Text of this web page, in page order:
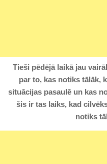
Tieši pēdējā laikā jau
par to, kas notiks tālāk,
situācijas pasaulē un kas
šis ir tas laiks, kad
notiks